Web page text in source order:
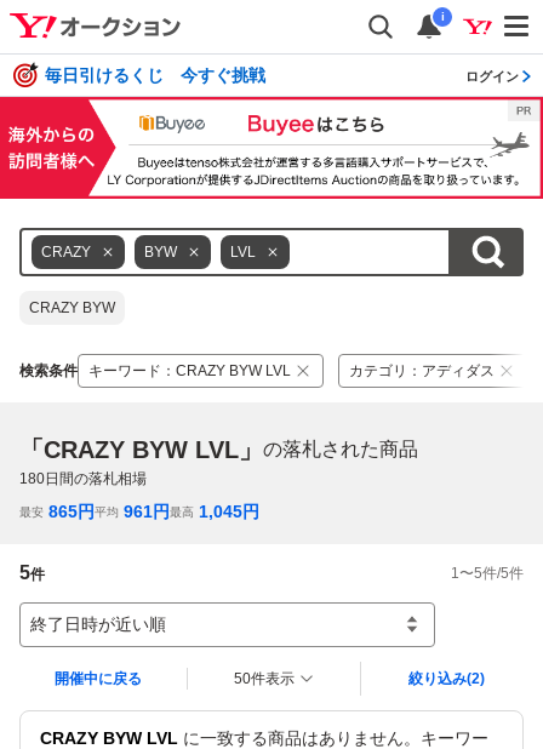
i
毎日引けるくじ 今すぐ挑戦 ログイン
CRAZY BYW LVL
CRAZY BYW
検索条件 キーワード ： CRAZY BYW LVL カテゴリ ： アディダス
「CRAZY BYW LVL」 の落札された商品
180日間の落札相場
最安 865円平均 961円最高 1,045円
5件 1 〜5件/5件
終了日時が近い順
開催中に戻る 50件表示 絞り込み(2)
CRAZY BYW LVL に一致する商品はありません。キーワー